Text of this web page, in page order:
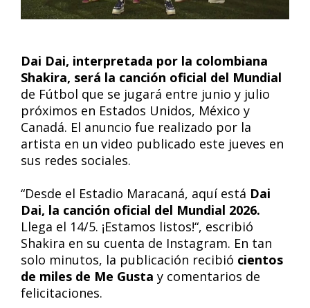
Dai Dai, interpretada por la colombiana
Shakira, será la canción oficial del Mundial
de Fútbol que se jugará entre junio y julio
próximos en Estados Unidos, México y
Canadá. El anuncio fue realizado por la
artista en un video publicado este jueves en
sus redes sociales.
“Desde el Estadio Maracaná, aquí está Dai
Dai, la canción oficial del Mundial 2026.
Llega el 14/5. ¡Estamos listos!“, escribió
Shakira en su cuenta de Instagram. En tan
solo minutos, la publicación recibió cientos
de miles de Me Gusta y comentarios de
felicitaciones.